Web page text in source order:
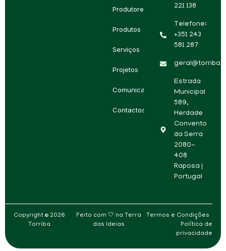
Produtores
Produtos
Serviços
Projetos
Comunicação
Contactos
221 138
Telefone:
+351 243
581 287
Estrada
Municipal
589,
Herdade
Convento
da Serra
2080-
408
Raposa |
Portugal
Copyright © 2026
Torriba
Feito com 🤍 na Terra
das Ideias
Termos e Condições
Política de
privacidade